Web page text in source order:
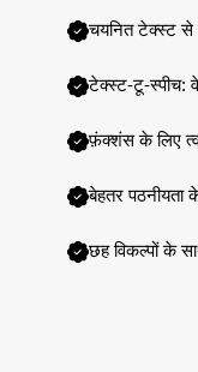
चयनित टेक्स्ट से
टेक्स्ट-टू-स्पीच:
फ़ंक्शंस के लिए
बेहतर
छह विकल्पों के